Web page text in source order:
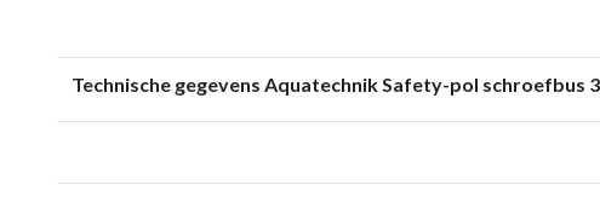
Technische gegevens Aquatechnik Safety-pol schroefbus